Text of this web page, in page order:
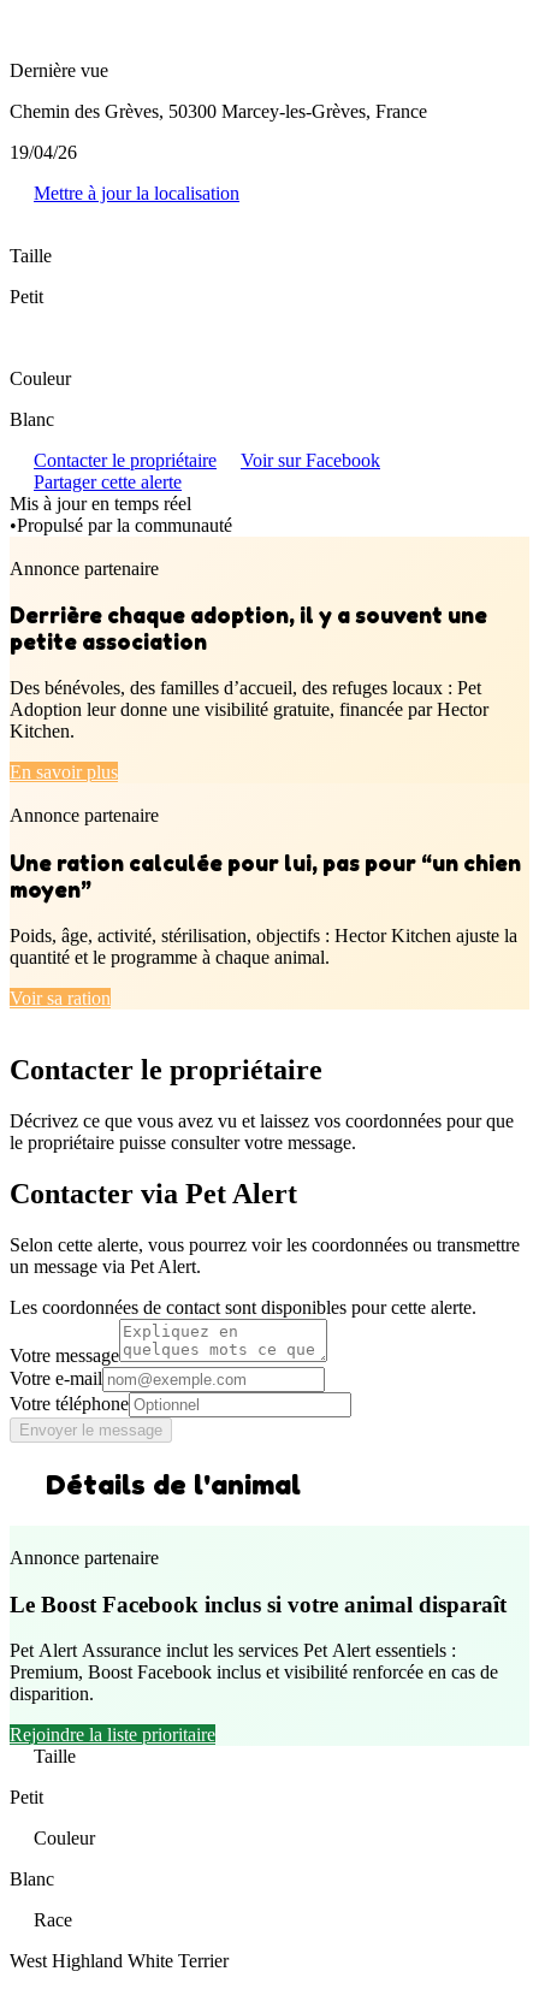
Dernière vue
Chemin des Grèves, 50300 Marcey-les-Grèves, France
19/04/26
Mettre à jour la localisation
Taille
Petit
Couleur
Blanc
Contacter le propriétaire
Voir sur Facebook
Partager cette alerte
Mis à jour en temps réel
•Propulsé par la communauté
Annonce partenaire
Derrière chaque adoption, il y a souvent une
petite association
Des bénévoles, des familles d’accueil, des refuges locaux : Pet
Adoption leur donne une visibilité gratuite, financée par Hector
Kitchen.
En savoir plus
Annonce partenaire
Une ration calculée pour lui, pas pour “un chien
moyen”
Poids, âge, activité, stérilisation, objectifs : Hector Kitchen ajuste la
quantité et le programme à chaque animal.
Voir sa ration
Contacter le propriétaire
Décrivez ce que vous avez vu et laissez vos coordonnées pour que
le propriétaire puisse consulter votre message.
Contacter via Pet Alert
Selon cette alerte, vous pourrez voir les coordonnées ou transmettre
un message via Pet Alert.
Les coordonnées de contact sont disponibles pour cette alerte.
Votre message
Votre e-mail
Votre téléphone
Envoyer le message
Détails de l'animal
Annonce partenaire
Le Boost Facebook inclus si votre animal disparaît
Pet Alert Assurance inclut les services Pet Alert essentiels :
Premium, Boost Facebook inclus et visibilité renforcée en cas de
disparition.
Rejoindre la liste prioritaire
Taille
Petit
Couleur
Blanc
Race
West Highland White Terrier